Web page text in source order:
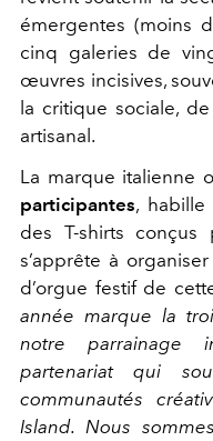
émergentes (moins
cinq galeries de
œuvres incisives,
la critique sociale,
artisanal.
La marque italienne
participantes,
des T-shirts
s’apprête à
d’orgue festif de
année marque la
notre parrainage
partenariat qui
communautés
Island. Nous